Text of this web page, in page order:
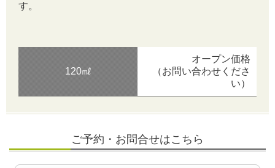
す。
120㎖
オープン価格
（お問い合わせくださ
い）
ご予約・お問合せはこちら